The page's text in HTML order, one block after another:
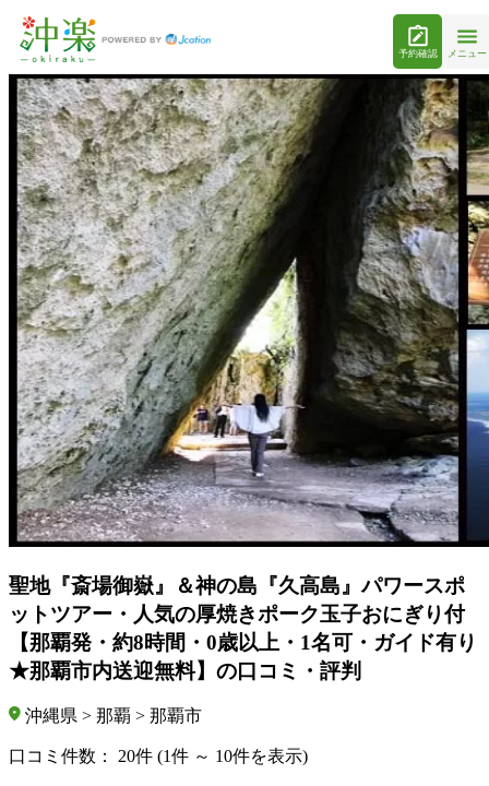
予約確認 メニュー
聖地『斎場御嶽』＆神の島『久高島』パワースポ
ットツアー・人気の厚焼きポーク玉子おにぎり付
【那覇発・約8時間・0歳以上・1名可・ガイド有り
★那覇市内送迎無料】の口コミ・評判
沖縄県 > 那覇 > 那覇市
口コミ件数： 20件 (1件 ～ 10件を表示)